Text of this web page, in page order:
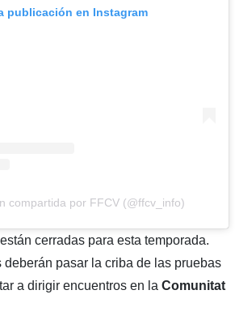
publicación en Instagram
compartida por FFCV (@ffcv_info)
cerradas para esta temporada.
pasar la criba de las pruebas
a dirigir encuentros en la Comunitat